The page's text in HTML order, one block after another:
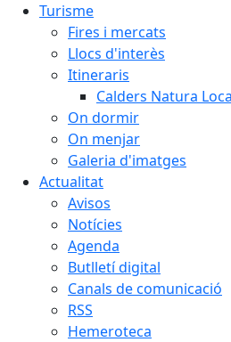
Turisme
Fires i mercats
Llocs d'interès
Itineraris
Calders Natura
On dormir
On menjar
Galeria d'imatges
Actualitat
Avisos
Notícies
Agenda
Butlletí digital
Canals de comunicació
RSS
Hemeroteca